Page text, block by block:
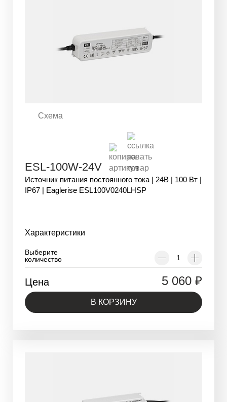
Схема
ESL-100W-24V
Источник питания постоянного тока | 24В | 100 Вт |
IP67 | Eaglerise ESL100V0240LHSP
Характеристики
Выберите
количество
Цена 5 060 ₽
В КОРЗИНУ